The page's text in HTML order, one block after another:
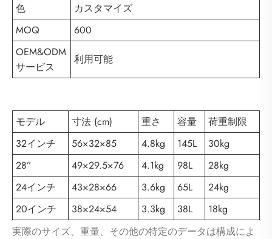
色
カスタマイズ
MOQ
600
OEM&ODM
サービス
利用可能
モデル 寸法 (cm) 重さ 容量
荷重制限
32インチ
56×32×85 4.8kg 145L
30kg
28”
49×29.5×76 4.1kg 98L
28kg
24インチ
43×28×66 3.6kg 65L
24kg
20インチ
38×24×54 3.3kg 38L
18kg
実際のサイズ、重量、その他の特定のデータは構成によ